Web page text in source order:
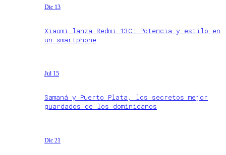
Dic 13
Xiaomi lanza Redmi 13C: Potencia y estilo en
un smartphone
Jul 15
Samaná y Puerto Plata, los secretos mejor
guardados de los dominicanos
Dic 21